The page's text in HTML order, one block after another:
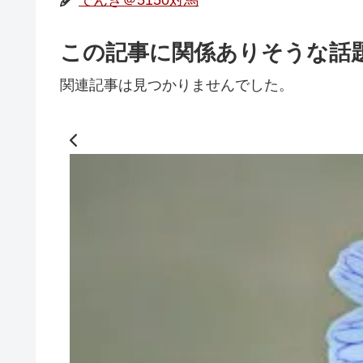
この記事に関係ありそうな話
関連記事は見つかりませんでした。